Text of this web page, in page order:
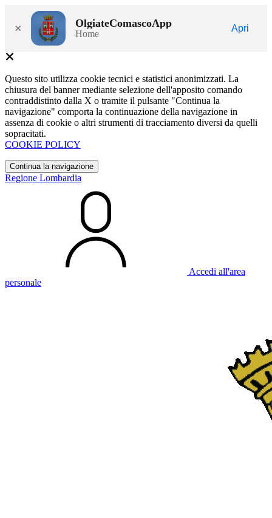
× OlgiateComascoApp
Home
Apri
Questo sito utilizza cookie tecnici e statistici anonimizzati. La
chiusura del banner mediante selezione dell'apposito comando
contraddistinto dalla X o tramite il pulsante "Continua la
navigazione" comporta la continuazione della navigazione in
assenza di cookie o altri strumenti di tracciamento diversi da quelli
sopracitati.
COOKIE POLICY
Continua la navigazione
Regione Lombardia
Accedi all'area
personale